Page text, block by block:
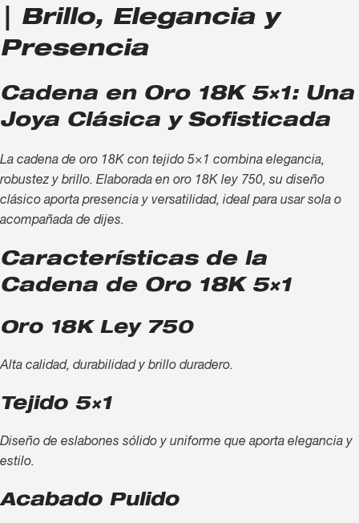
| Brillo, Elegancia y
Presencia
Cadena en Oro 18K 5×1: Una
Joya Clásica y Sofisticada
La cadena de oro 18K con tejido 5×1 combina elegancia,
robustez y brillo. Elaborada en oro 18K ley 750, su diseño
clásico aporta presencia y versatilidad, ideal para usar sola o
acompañada de dijes.
Características de la
Cadena de Oro 18K 5×1
Oro 18K Ley 750
Alta calidad, durabilidad y brillo duradero.
Tejido 5×1
Diseño de eslabones sólido y uniforme que aporta elegancia y
estilo.
Acabado Pulido